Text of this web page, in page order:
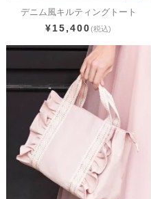
デニム風キルティングトート
¥15,400(税込)